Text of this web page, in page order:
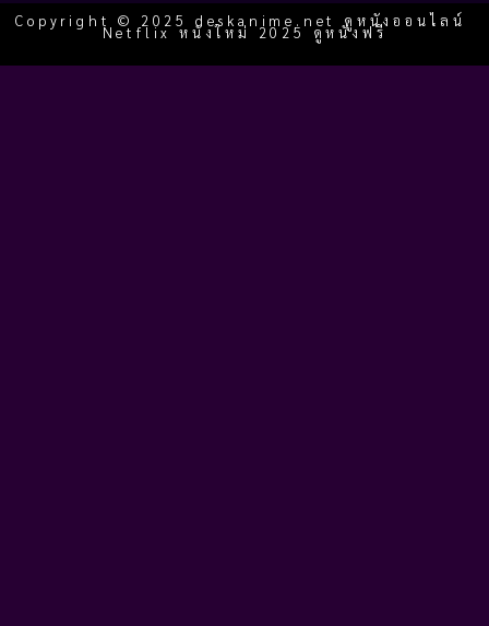
Copyright © 2025 deskanime.net ดูหนังออนไลน์
Netflix หนังใหม่ 2025 ดูหนังฟรี